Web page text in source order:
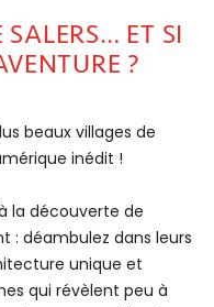
SALERS… ET SI
?
beaux villages de
inédit !
la découverte de
: déambulez dans leurs
unique et
qui révèlent peu à